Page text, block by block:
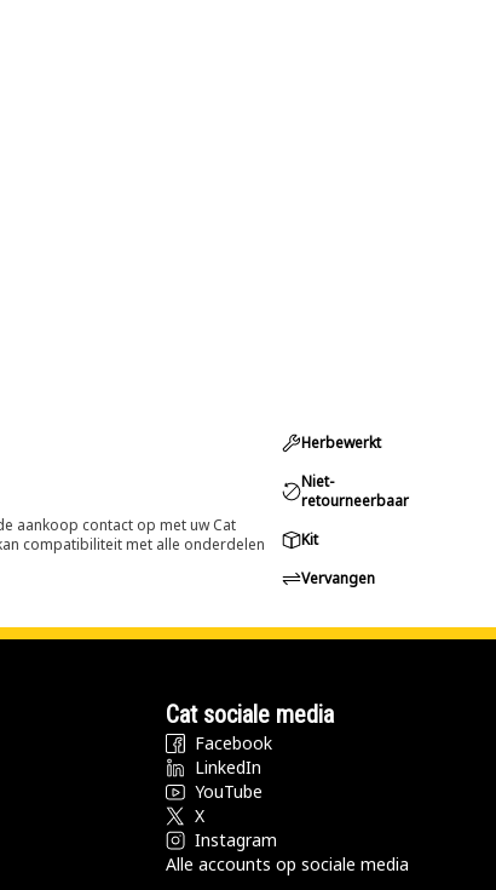
aankoop contact op met uw Cat
compatibiliteit met alle onderdelen
Herbewerkt
Niet-
retourneerbaar
Kit
Vervangen
Cat sociale media
Facebook
LinkedIn
YouTube
X
Instagram
Alle accounts op sociale media